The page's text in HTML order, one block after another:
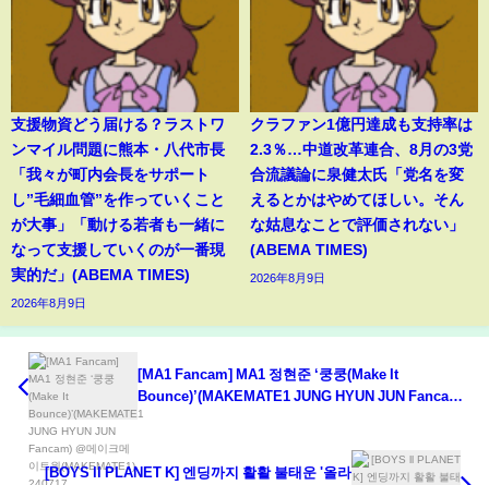
支援物資どう届ける？ラストワ
ンマイル問題に熊本・八代市長
「我々が町内会長をサポート
し”毛細血管”を作っていくこと
が大事」「動ける若者も一緒に
なって支援していくのが一番現
実的だ」(ABEMA TIMES)
2026年8月9日
クラファン1億円達成も支持率は
2.3％…中道改革連合、8月の3党
合流議論に泉健太氏「党名を変
えるとかはやめてほしい。そん
な姑息なことで評価されない」
(ABEMA TIMES)
2026年8月9日
[MA1 Fancam] MA1 정현준 ‘쿵쿵(Make It
Bounce)’(MAKEMATE1 JUNG HYUN JUN Fancam)
@메이크메이트원(MAKEMATE1) 240717
[BOYS ll PLANET K] 엔딩까지 활활 불태운 '올라